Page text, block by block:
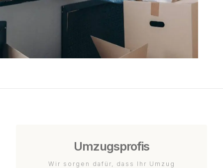
Umzugsprofis
Wir sorgen dafür, dass Ihr Umzug